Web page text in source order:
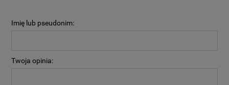
Imię lub pseudonim:
Twoja opinia: